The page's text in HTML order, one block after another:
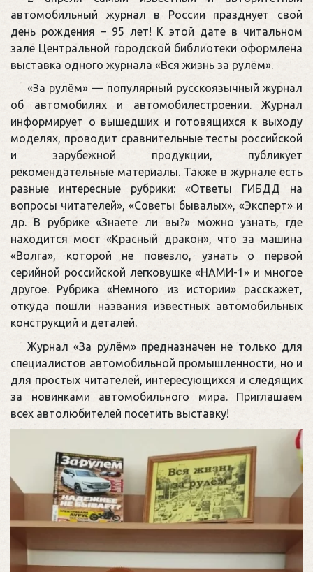
автомобильный журнал в России празднует свой
день рождения – 95 лет! К этой дате в читальном
зале Центральной городской библиотеки оформлена
выставка одного журнала «Вся жизнь за рулём».
«За рулём» — популярный русскоязычный журнал
об автомобилях и автомобилестроении. Журнал
информирует о вышедших и готовящихся к выходу
моделях, проводит сравнительные тесты российской
и зарубежной продукции, публикует
рекомендательные материалы. Также в журнале есть
разные интересные рубрики: «Ответы ГИБДД на
вопросы читателей», «Советы бывалых», «Эксперт» и
др. В рубрике «Знаете ли вы?» можно узнать, где
находится мост «Красный дракон», что за машина
«Волга», которой не повезло, узнать о первой
серийной российской легковушке «НАМИ-1» и многое
другое. Рубрика «Немного из истории» расскажет,
откуда пошли названия известных автомобильных
конструкций и деталей.
Журнал «За рулём» предназначен не только для
специалистов автомобильной промышленности, но и
для простых читателей, интересующихся и следящих
за новинками автомобильного мира. Приглашаем
всех автолюбителей посетить выставку!